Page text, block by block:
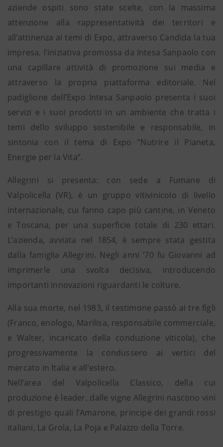
aziende ospiti sono state scelte, con la massima
attenzione alla rappresentatività dei territori e
all’attinenza ai temi di Expo, attraverso Candida la tua
impresa, l’iniziativa promossa da Intesa Sanpaolo con
una capillare attività di promozione sui media e
attraverso la propria piattaforma editoriale. Nel
padiglione dell’Expo Intesa Sanpaolo presenta i suoi
servizi e i suoi prodotti in un ambiente che tratta i
temi dello sviluppo sostenibile e responsabile, in
sintonia con il tema di Expo “Nutrire il Pianeta,
Energie per la Vita”.
Allegrini si presenta: con sede a Fumane di
Valpolicella (VR), è un gruppo vitivinicolo di livello
internazionale, cui fanno capo più cantine, in Veneto
e Toscana, per una superficie totale di 230 ettari.
L’azienda, avviata nel 1854, è sempre stata gestita
dalla famiglia Allegrini. Negli anni ‘70 fu Giovanni ad
imprimerle una svolta decisiva, introducendo
importanti innovazioni riguardanti le colture.
Alla sua morte, nel 1983, il testimone passò ai tre figli
(Franco, enologo, Marilisa, responsabile commerciale,
e Walter, incaricato della conduzione viticola), che
progressivamente la condussero ai vertici del
mercato in Italia e all’estero.
Nell’area del Valpolicella Classico, della cui
produzione è leader, dalle vigne Allegrini nascono vini
di prestigio quali l’Amarone, principe dei grandi rossi
italiani, La Grola, La Poja e Palazzo della Torre.